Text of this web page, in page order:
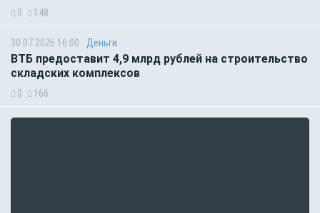
0 148
30.07.2026 16:00 Деньги
ВТБ предоставит 4,9 млрд рублей на строительство
складских комплексов
0 166